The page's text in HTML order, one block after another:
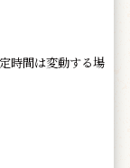
時間は変動する場